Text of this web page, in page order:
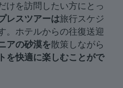
けを訪問したい方にとっ
レスツアーは旅行スケジ
。ホテルからの往復送迎
アの砂漠を散策しながら
を快適に楽しむことがで